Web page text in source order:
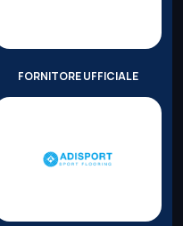
FORNITORE UFFICIALE